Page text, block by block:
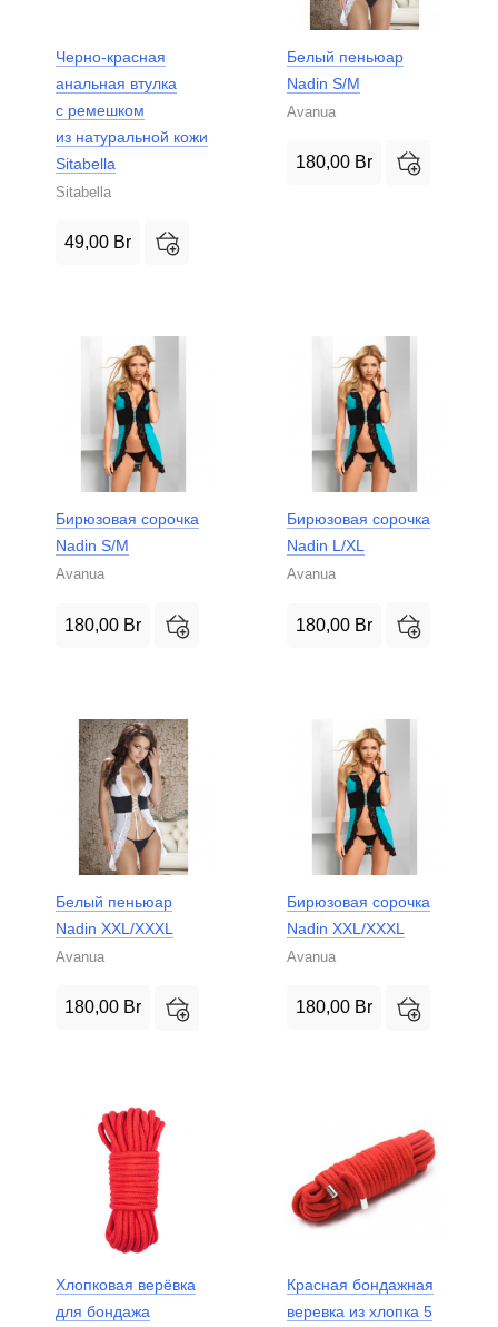
Черно-красная
анальная втулка
с ремешком
из натуральной кожи
Sitabella
Sitabella
49,00 Br
Белый пеньюар
Nadin S/M
Avanua
180,00 Br
Бирюзовая сорочка
Nadin S/M
Avanua
180,00 Br
Бирюзовая сорочка
Nadin L/XL
Avanua
180,00 Br
Белый пеньюар
Nadin XXL/XXXL
Avanua
180,00 Br
Бирюзовая сорочка
Nadin XXL/XXXL
Avanua
180,00 Br
Хлопковая верёвка
для бондажа
Красная бондажная
веревка из хлопка 5